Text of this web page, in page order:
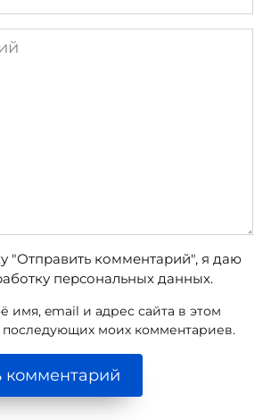
"Отправить комментарий", я даю
персональных данных.
имя, email и адрес сайта в этом
последующих моих комментариев.